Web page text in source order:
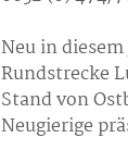
Neu in
Rundstrecke
Stand von
Neugierige